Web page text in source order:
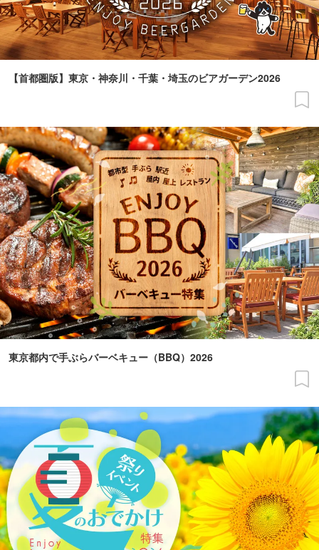
【首都圏版】東京・神奈川・千葉・埼玉のビアガーデン2026
東京都内で手ぶらバーベキュー（BBQ）2026